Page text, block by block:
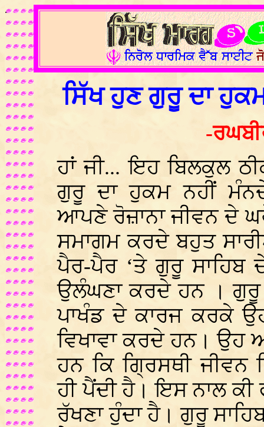
.
ਸਿੱਖ ਹੁਣ ਗੁਰੂ ਦਾ
-
ਹਾਂ ਜੀ... ਇਹ ਬਿਲਕੁਲ
ਗੁਰੂ ਦਾ ਹੁਕਮ ਨਹੀਂ
ਆਪਣੇ ਰੋਜ਼ਾਨਾ ਜੀਵਨ ਦੇ
ਸਮਾਗਮ ਕਰਦੇ ਬਹੁਤ
ਪੈਰ-ਪੈਰ ‘ਤੇ ਗੁਰੂ ਸਾਹਿਬ
ਉਲੰਘਣਾ ਕਰਦੇ ਹਨ ।
ਪਾਖੰਡ ਦੇ ਕਾਰਜ ਕਰਕੇ
ਵਿਖਾਵਾ ਕਰਦੇ ਹਨ। ਉਹ
ਹਨ ਕਿ ਗ੍ਰਿਸਥੀ ਜੀਵਨ
ਹੀ ਪੈਂਦੀ ਹੈ। ਇਸ ਨਾਲ
ਰੱਖਣਾ ਹੁੰਦਾ ਹੈ। ਗੁਰੂ